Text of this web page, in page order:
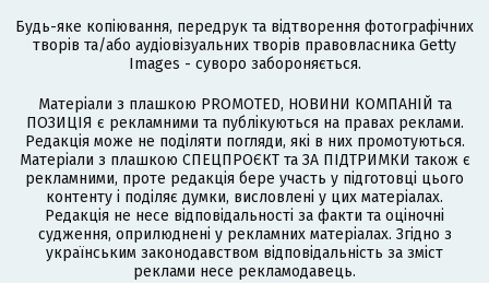
Будь-яке копіювання, передрук та відтворення фотографічних
творів та/або аудіовізуальних творів правовласника Getty
Images - суворо забороняється.
Матеріали з плашкою PROMOTED, НОВИНИ КОМПАНІЙ та
ПОЗИЦІЯ є рекламними та публікуються на правах реклами.
Редакція може не поділяти погляди, які в них промотуються.
Матеріали з плашкою СПЕЦПРОЄКТ та ЗА ПІДТРИМКИ також є
рекламними, проте редакція бере участь у підготовці цього
контенту і поділяє думки, висловлені у цих матеріалах.
Редакція не несе відповідальності за факти та оціночні
судження, оприлюднені у рекламних матеріалах. Згідно з
українським законодавством відповідальність за зміст
реклами несе рекламодавець.